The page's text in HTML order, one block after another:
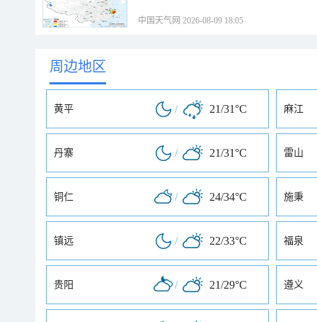
中国天气网 2026-08-09 18:05
周边地区
黄平 / 21/31°C 麻江
丹寨 / 21/31°C 雷山
铜仁 / 24/34°C 施秉
镇远 / 22/33°C 福泉
贵阳 / 21/29°C 遵义